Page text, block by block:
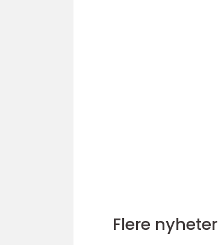
Flere nyheter